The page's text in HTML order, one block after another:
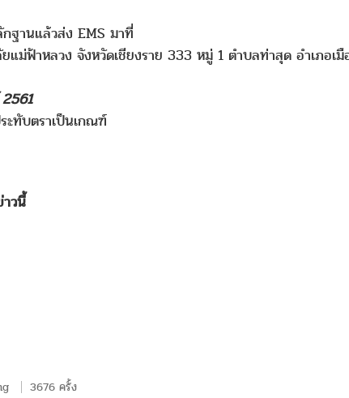
ฐานแล้วส่ง EMS มาที่
แม่ฟ้าหลวง จังหวัดเชียงราย 333 หมู่ 1 ตำบลท่าสุด อำเภอ
ะทับตราเป็นเกณฑ์
วนี้
3676 ครั้ง